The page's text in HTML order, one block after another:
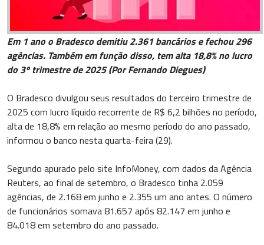
Em 1 ano o Bradesco demitiu 2.361 bancários e fechou 296
agências. Também em função disso, tem alta 18,8% no lucro
do 3º trimestre de 2025 (Por Fernando Diegues)
O Bradesco divulgou seus resultados do terceiro trimestre de
2025 com lucro líquido recorrente de R$ 6,2 bilhões no período,
alta de 18,8% em relação ao mesmo período do ano passado,
informou o banco nesta quarta-feira (29).
Segundo apurado pelo site InfoMoney, com dados da Agência
Reuters, ao final de setembro, o Bradesco tinha 2.059
agências, de 2.168 em junho e 2.355 um ano antes. O número
de funcionários somava 81.657 após 82.147 em junho e
84.018 em setembro do ano passado.